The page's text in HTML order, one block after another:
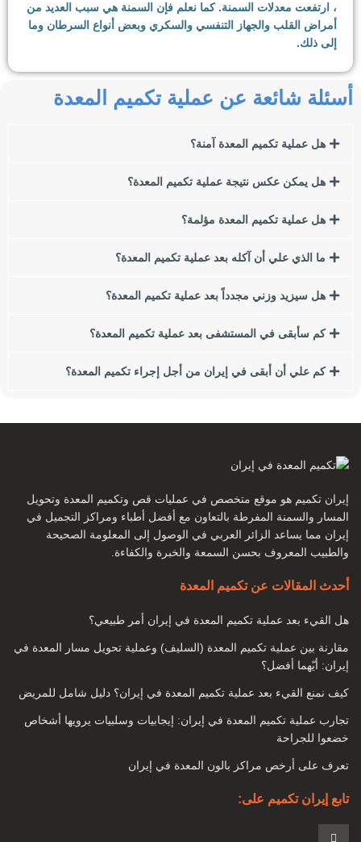
، ارتفعت معدلات السمنة. كما نعلم فإن السمنة هي سبب العديد من
أمراض القلب والجهاز التنفسي والسكري وبعض أنواع السرطان وما
إلى ذلك.
الناس. الأشخاص الذين يعانون من زيادة الوزن أو السمنة يصبحون
السمنة لها العديد من العوامل والأسباب ، من الاستهلاك المفرط
من الأشخاص الذين يعانون من زيادة الوزن أو السمنة عن طرق
وهي جراحة المجازة المعدية لفقدان الوزن. في هذه المقالة سوف
البعض. إذا كنت تعبت من زيادة الوزن والسمنة ، نقترح عليك قراءة
ما هي أسباب زيادة الوزن والسمنة؟
ما هي الجراحة الأفضل بالنسبة لي؟
أنواع جراحة تكميم المعدة لإنقاص الوزن ما هي الشروط التي يجب
أن نواجهها لإجراء جراحة تكميم المعدة؟
هل يصل الشخص إلى الوزن المطلوب بعد الجراحة؟
الجسم. وهي عبارة عن مجموعة من الأنسجة الدهنية في مناطق
اليوم ، أصبحت السمنة مرضًا ، بالإضافة إلى المشاكل الجسدية ،
يتسبب أحيانًا أيضًا في مشاكل عقلية وعاطفية لدى بعض الأشخاص.
أسئلة شائعة عن عملية تكميم المعدة
هل عملية تكميم المعدة آمنة؟
هل يمكن عكس نتيجة عملية تكميم المعدة؟
هل عملية تكميم المعدة مؤلمة؟
ما الذي علي أن آكله بعد عملية تكميم المعدة؟
هل سيزيد وزني مجدداً بعد عملية تكميم المعدة؟
كم سأبقى في المستشفى بعد عملية تكميم المعدة؟
كم علي أن أبقى في إيران من أجل إجراء تكميم المعدة؟
إيران تكميم هو موقع متخصص في عمليات قص وتكميم المعدة وتحويل
المسار والسمنة المفرطة بالتعاون مع أفضل أطباء ومراكز التجميل في
إيران مما يساعد الزائر العربي في الوصول إلى المعلومة الصحيحة
والطبيب المعروف بحسن السمعة والخبرة والكفاءة.
أحدث المقالات عن تكميم المعدة
هل القيء بعد عملية تكميم المعدة في إيران أمر طبيعي؟
مقارنة بين عملية تكميم المعدة (السليف) وعملية تحويل مسار المعدة في
إيران: أيّهما أفضل؟
كيف نمنع القيء بعد عملية تكميم المعدة في إيران؟ دليل شامل للمريض
تجارب عملية تكميم المعدة في إيران: إيجابيات وسلبيات يرويها أشخاص
خضعوا للجراحة
تعرف على أرخص مراكز بالون المعدة في إيران
تابع إيران تكميم على: